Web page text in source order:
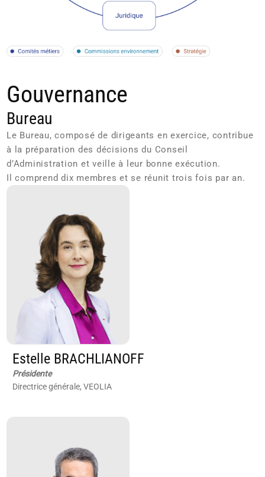
Gouvernance
Bureau
Le Bureau, composé de dirigeants en exercice, contribue
à la préparation des décisions du Conseil
d’Administration et veille à leur bonne exécution.
Il comprend dix membres et se réunit trois fois par an.
Estelle BRACHLIANOFF
Présidente
Directrice générale, VEOLIA